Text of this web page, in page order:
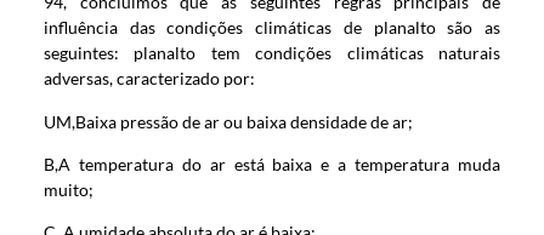
influência das condições climáticas de planalto são as
seguintes: planalto tem condições climáticas naturais
adversas, caracterizado por:
UM,Baixa pressão de ar ou baixa densidade de ar;
B,A temperatura do ar está baixa e a temperatura muda
muito;